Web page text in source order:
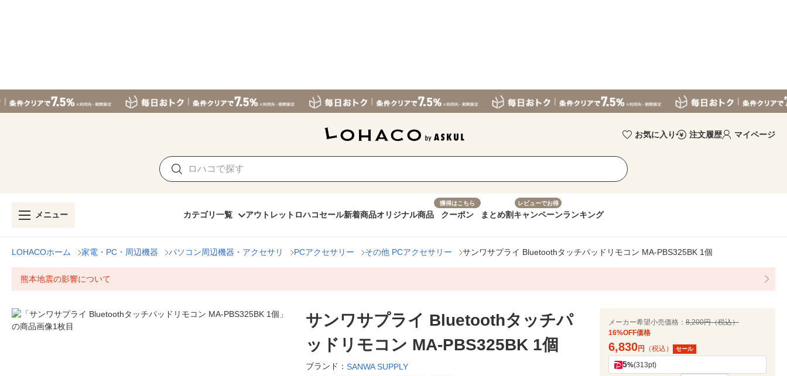
お気に入り 注文履歴 マイページ
メニュー カテゴリ一覧 アウトレット ロハコセール新着商品オリジナル商品
獲得はこちら
クーポン まとめ割
レビューでお得
キャンペーンランキング
LOHACOホーム 家電・PC・周辺機器 パソコン周辺機器・アクセサリ PCアクセサリー その他 PCアクセサリー サンワサプライ Bluetoothタッチパッドリモコン MA-PBS325BK 1個
熊本地震の影響について
サンワサプライ Bluetoothタッチパ
ッドリモコン MA-PBS325BK 1個
ブランド： SANWA SUPPLY
メーカー希望小売価格： 8,200円（税込）
16%OFF価格
6,830円 （税込） セール
5%(313pt)